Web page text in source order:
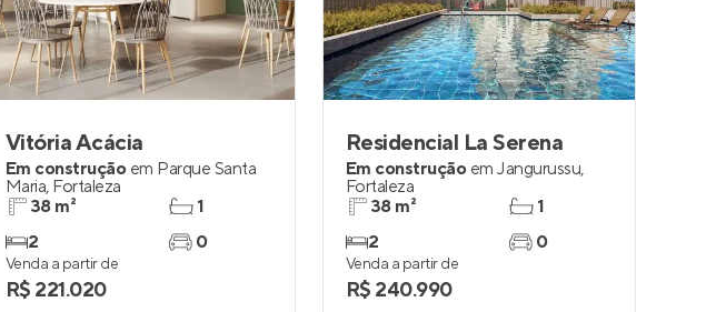
Vitória Acácia
Em construção em Parque Santa
Maria, Fortaleza
38 m²
2
1
0
Venda a partir de
R$ 221.020
Residencial La Serena
Em construção em Jangurussu,
Fortaleza
38 m²
2
1
0
Venda a partir de
R$ 240.990